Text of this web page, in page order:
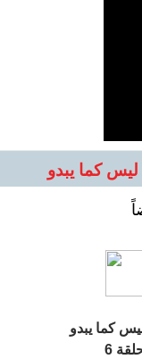
ليس كما يبدو
كما يبدو
6